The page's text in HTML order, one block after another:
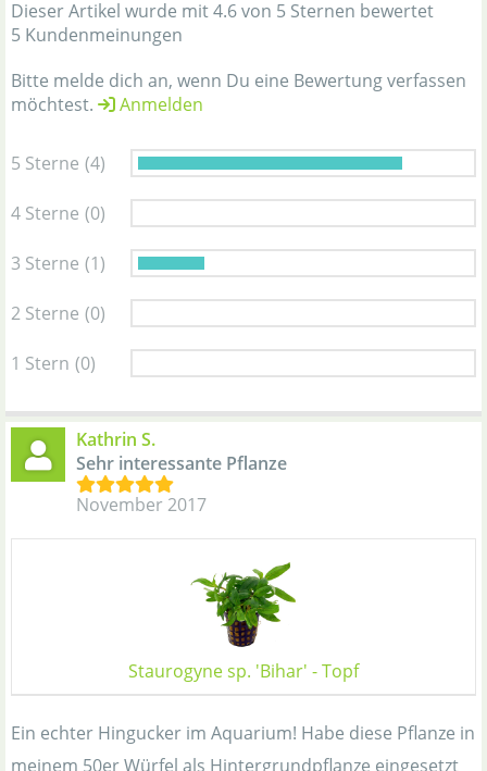
Dieser Artikel wurde mit 4.6 von 5 Sternen bewertet
5 Kundenmeinungen
Bitte melde dich an, wenn Du eine Bewertung verfassen
möchtest.
Anmelden
5 Sterne (4)
4 Sterne (0)
3 Sterne (1)
2 Sterne (0)
1 Stern (0)
Kathrin S.
Sehr interessante Pflanze
November 2017
Staurogyne sp. 'Bihar' - Topf
Ein echter Hingucker im Aquarium! Habe diese Pflanze in
meinem 50er Würfel als Hintergrundpflanze eingesetzt